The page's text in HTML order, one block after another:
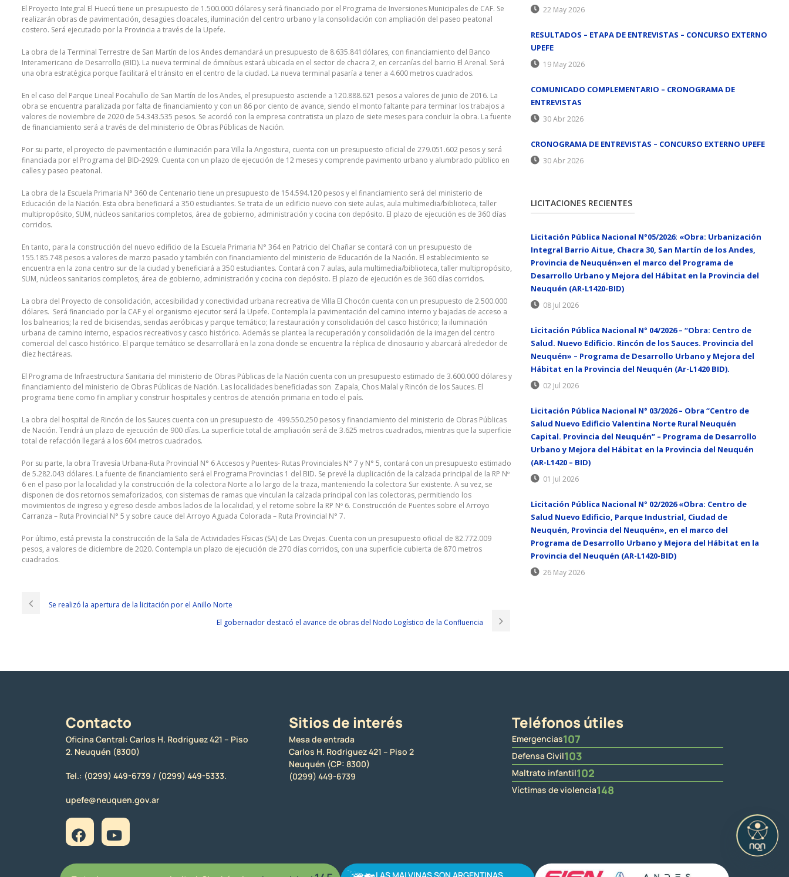
El Proyecto Integral El Huecú tiene un presupuesto de 1.500.000 dólares y será financiado por el Programa de Inversiones Municipales de CAF. Se
realizarán obras de pavimentación, desagües cloacales, iluminación del centro urbano y la consolidación con ampliación del paseo peatonal
costero. Será ejecutado por la Provincia a través de la Upefe.
La obra de la Terminal Terrestre de San Martín de los Andes demandará un presupuesto de 8.635.841dólares, con financiamiento del Banco
Interamericano de Desarrollo (BID). La nueva terminal de ómnibus estará ubicada en el sector de chacra 2, en cercanías del barrio El Arenal. Será
una obra estratégica porque facilitará el tránsito en el centro de la ciudad. La nueva terminal pasaría a tener a 4.600 metros cuadrados.
En el caso del Parque Lineal Pocahullo de San Martín de los Andes, el presupuesto asciende a 120.888.621 pesos a valores de junio de 2016. La
obra se encuentra paralizada por falta de financiamiento y con un 86 por ciento de avance, siendo el monto faltante para terminar los trabajos a
valores de noviembre de 2020 de 54.343.535 pesos. Se acordó con la empresa contratista un plazo de siete meses para concluir la obra. La fuente
de financiamiento será a través de del ministerio de Obras Públicas de Nación.
Por su parte, el proyecto de pavimentación e iluminación para Villa la Angostura, cuenta con un presupuesto oficial de 279.051.602 pesos y será
financiada por el Programa del BID-2929. Cuenta con un plazo de ejecución de 12 meses y comprende pavimento urbano y alumbrado público en
calles y paseo peatonal.
La obra de la Escuela Primaria N° 360 de Centenario tiene un presupuesto de 154.594.120 pesos y el financiamiento será del ministerio de
Educación de la Nación. Esta obra beneficiará a 350 estudiantes. Se trata de un edificio nuevo con siete aulas, aula multimedia/biblioteca, taller
multipropósito, SUM, núcleos sanitarios completos, área de gobierno, administración y cocina con depósito. El plazo de ejecución es de 360 días
corridos.
En tanto, para la construcción del nuevo edificio de la Escuela Primaria N° 364 en Patricio del Chañar se contará con un presupuesto de
155.185.748 pesos a valores de marzo pasado y también con financiamiento del ministerio de Educación de la Nación. El establecimiento se
encuentra en la zona centro sur de la ciudad y beneficiará a 350 estudiantes. Contará con 7 aulas, aula multimedia/biblioteca, taller multipropósito,
SUM, núcleos sanitarios completos, área de gobierno, administración y cocina con depósito. El plazo de ejecución es de 360 días corridos.
La obra del Proyecto de consolidación, accesibilidad y conectividad urbana recreativa de Villa El Chocón cuenta con un presupuesto de 2.500.000
dólares. Será financiado por la CAF y el organismo ejecutor será la Upefe. Contempla la pavimentación del camino interno y bajadas de acceso a
los balnearios; la red de bicisendas, sendas aeróbicas y parque temático; la restauración y consolidación del casco histórico; la iluminación
urbana de camino interno, espacios recreativos y casco histórico. Además se plantea la recuperación y consolidación de la imagen del centro
comercial del casco histórico. El parque temático se desarrollará en la zona donde se encuentra la réplica de dinosaurio y abarcará alrededor de
diez hectáreas.
El Programa de Infraestructura Sanitaria del ministerio de Obras Públicas de la Nación cuenta con un presupuesto estimado de 3.600.000 dólares y
financiamiento del ministerio de Obras Públicas de Nación. Las localidades beneficiadas son Zapala, Chos Malal y Rincón de los Sauces. El
programa tiene como fin ampliar y construir hospitales y centros de atención primaria en todo el país.
La obra del hospital de Rincón de los Sauces cuenta con un presupuesto de 499.550.250 pesos y financiamiento del ministerio de Obras Públicas
de Nación. Tendrá un plazo de ejecución de 900 días. La superficie total de ampliación será de 3.625 metros cuadrados, mientras que la superficie
total de refacción llegará a los 604 metros cuadrados.
Por su parte, la obra Travesía Urbana-Ruta Provincial N° 6 Accesos y Puentes- Rutas Provinciales N° 7 y N° 5, contará con un presupuesto estimado
de 5.282.043 dólares. La fuente de financiamiento será el Programa Provincias 1 del BID. Se prevé la duplicación de la calzada principal de la RP Nº
6 en el paso por la localidad y la construcción de la colectora Norte a lo largo de la traza, manteniendo la colectora Sur existente. A su vez, se
disponen de dos retornos semaforizados, con sistemas de ramas que vinculan la calzada principal con las colectoras, permitiendo los
movimientos de ingreso y egreso desde ambos lados de la localidad, y el retome sobre la RP Nº 6. Construcción de Puentes sobre el Arroyo
Carranza – Ruta Provincial N° 5 y sobre cauce del Arroyo Aguada Colorada – Ruta Provincial N° 7.
Por último, está prevista la construcción de la Sala de Actividades Físicas (SA) de Las Ovejas. Cuenta con un presupuesto oficial de 82.772.009
pesos, a valores de diciembre de 2020. Contempla un plazo de ejecución de 270 días corridos, con una superficie cubierta de 870 metros
cuadrados.
Se realizó la apertura de la licitación por el Anillo Norte
El gobernador destacó el avance de obras del Nodo Logístico de la Confluencia
22 May 2026
RESULTADOS – ETAPA DE ENTREVISTAS – CONCURSO EXTERNO
UPEFE
19 May 2026
COMUNICADO COMPLEMENTARIO – CRONOGRAMA DE
ENTREVISTAS
30 Abr 2026
CRONOGRAMA DE ENTREVISTAS – CONCURSO EXTERNO UPEFE
30 Abr 2026
LICITACIONES RECIENTES
Licitación Pública Nacional N°05/2026: «Obra: Urbanización
Integral Barrio Aitue, Chacra 30, San Martín de los Andes,
Provincia de Neuquén»en el marco del Programa de
Desarrollo Urbano y Mejora del Hábitat en la Provincia del
Neuquén (AR-L1420-BID)
08 Jul 2026
Licitación Pública Nacional N° 04/2026 – “Obra: Centro de
Salud. Nuevo Edificio. Rincón de los Sauces. Provincia del
Neuquén» – Programa de Desarrollo Urbano y Mejora del
Hábitat en la Provincia del Neuquén (Ar-L1420 BID).
02 Jul 2026
Licitación Pública Nacional N° 03/2026 – Obra “Centro de
Salud Nuevo Edificio Valentina Norte Rural Neuquén
Capital. Provincia del Neuquén” – Programa de Desarrollo
Urbano y Mejora del Hábitat en la Provincia del Neuquén
(AR-L1420 – BID)
01 Jul 2026
Licitación Pública Nacional N° 02/2026 «Obra: Centro de
Salud Nuevo Edificio, Parque Industrial, Ciudad de
Neuquén, Provincia del Neuquén», en el marco del
Programa de Desarrollo Urbano y Mejora del Hábitat en la
Provincia del Neuquén (AR-L1420-BID)
26 May 2026
Contacto
Oficina Central: Carlos H. Rodriguez 421 – Piso
2. Neuquén (8300)
Tel.: (0299) 449-6739 / (0299) 449-5333.
upefe@neuquen.gov.ar
Sitios de interés
Mesa de entrada
Carlos H. Rodriguez 421 – Piso 2
Neuquén (CP: 8300)
(0299) 449-6739
Teléfonos útiles
Emergencias107
Defensa Civil103
Maltrato infantil102
Víctimas de violencia148